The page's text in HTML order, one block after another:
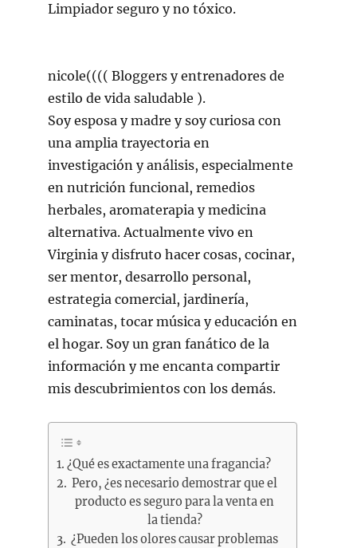
Limpiador seguro y no tóxico.
nicole(((( Bloggers y entrenadores de
estilo de vida saludable ).
Soy esposa y madre y soy curiosa con
una amplia trayectoria en
investigación y análisis, especialmente
en nutrición funcional, remedios
herbales, aromaterapia y medicina
alternativa. Actualmente vivo en
Virginia y disfruto hacer cosas, cocinar,
ser mentor, desarrollo personal,
estrategia comercial, jardinería,
caminatas, tocar música y educación en
el hogar. Soy un gran fanático de la
información y me encanta compartir
mis descubrimientos con los demás.
¿Qué es exactamente una fragancia?
Pero, ¿es necesario demostrar que el
producto es seguro para la venta en
la tienda?
¿Pueden los olores causar problemas